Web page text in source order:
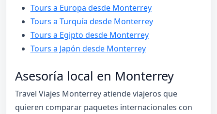
Tours a Europa desde Monterrey
Tours a Turquía desde Monterrey
Tours a Egipto desde Monterrey
Tours a Japón desde Monterrey
Asesoría local en Monterrey
Travel Viajes Monterrey atiende viajeros que
quieren comparar paquetes internacionales con